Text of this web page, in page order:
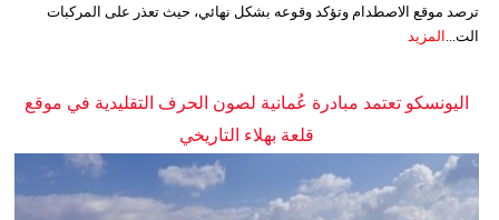
ترصد موقع الاصطدام وتؤكد وقوعه بشكل نهائي، حيث تعذر على المركبات
الت... المزيد
اليونسكو تعتمد مبادرة عُمانية لصون الحرف التقليدية في موقع
قلعة بهلاء التاريخي